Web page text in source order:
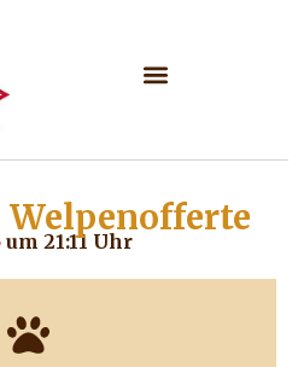
Welpenofferte
21:11 Uhr